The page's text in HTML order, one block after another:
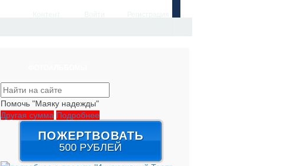
Помочь "Маяку надежды"
Другая сумма Подробнее
ПОЖЕРТВОВАТЬ
500 РУБЛЕЙ